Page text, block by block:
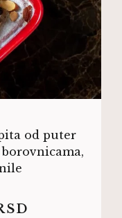
od puter